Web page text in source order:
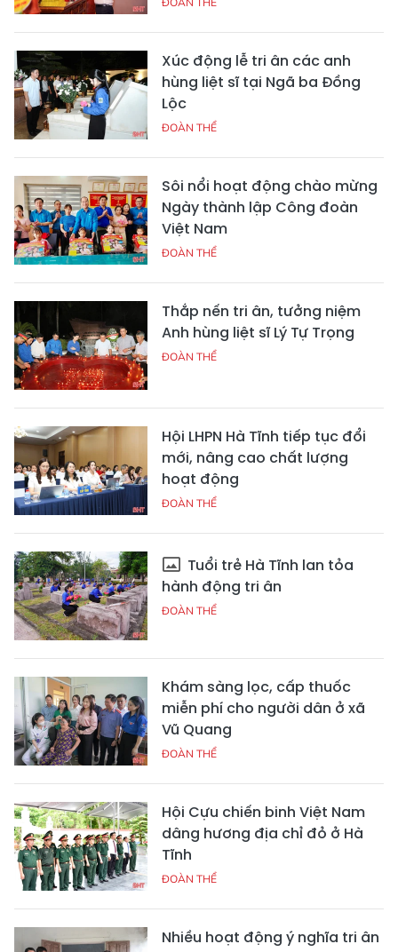
Xúc động lễ tri ân các anh
hùng liệt sĩ tại Ngã ba Đồng
Lộc
ĐOÀN THỂ
Sôi nổi hoạt động chào mừng
Ngày thành lập Công đoàn
Việt Nam
ĐOÀN THỂ
Thắp nến tri ân, tưởng niệm
Anh hùng liệt sĩ Lý Tự Trọng
ĐOÀN THỂ
Hội LHPN Hà Tĩnh tiếp tục đổi
mới, nâng cao chất lượng
hoạt động
ĐOÀN THỂ
Tuổi trẻ Hà Tĩnh lan tỏa
hành động tri ân
ĐOÀN THỂ
Khám sàng lọc, cấp thuốc
miễn phí cho người dân ở xã
Vũ Quang
ĐOÀN THỂ
Hội Cựu chiến binh Việt Nam
dâng hương địa chỉ đỏ ở Hà
Tĩnh
ĐOÀN THỂ
Nhiều hoạt động ý nghĩa tri ân